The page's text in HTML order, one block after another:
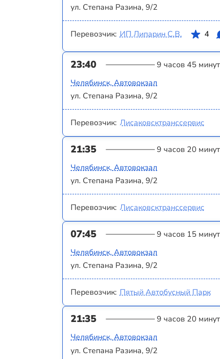
ул. Степана Разина, 9/2
Перевозчик: ИП Липарин С.В. 4
23:40 9 часов 45 минут
Челябинск, Автовокзал
ул. Степана Разина, 9/2
Перевозчик: Лисаковсктранссервис
21:35 9 часов 20 минут
Челябинск, Автовокзал
ул. Степана Разина, 9/2
Перевозчик: Лисаковсктранссервис
07:45 9 часов 15 минут
Челябинск, Автовокзал
ул. Степана Разина, 9/2
Перевозчик: Пятый Автобусный Парк
21:35 9 часов 20 минут
Челябинск, Автовокзал
ул. Степана Разина, 9/2